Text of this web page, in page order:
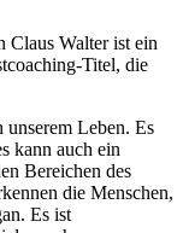
Claus Walter ist ein
Titel, die
Leben. Es
kann auch ein
Bereichen des
die Menschen,
Es ist